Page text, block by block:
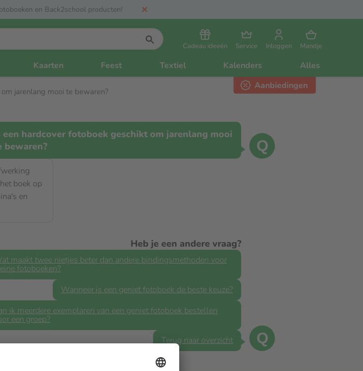
en Back2school producten!
Cadeau ideeën Service Inloggen Mandje
Kaarten Feest Textiel Kalenders
Alles
Aanbiedingen
jarenlang mooi te bewaren?
een hardcover fotoboek geschikt om jarenlang mooi
bewaren?
Q
boek op
en
Heb je een andere vraag?
maakt twee nietjes beter dan andere bindingsmethoden voor
fotoboeken?
Wanneer is een geniet fotoboek de beste keuze?
ik meerdere exemplaren van een geniet fotoboek bestellen
een groep?
Terug naar overzicht
Q